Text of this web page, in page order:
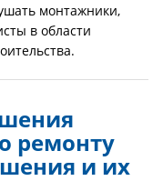
монтажники,
в области
ремонту
и их